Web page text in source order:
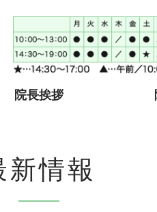
デンタルオフ
院長挨拶
新情報